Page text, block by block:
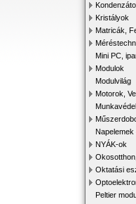
Kristályok
Matricák,
Mini PC,
Modulok
Modulvilág
Motorok,
NYÁK-ok
Oktatási
Peltier